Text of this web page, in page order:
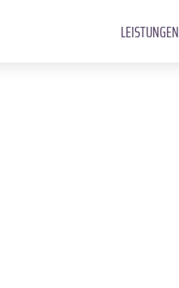
LEISTUNGEN